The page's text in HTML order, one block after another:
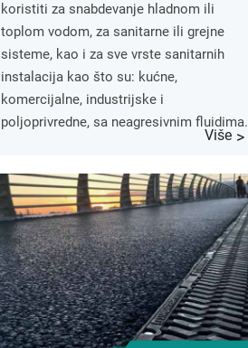
koristiti za snabdevanje hladnom ili
toplom vodom, za sanitarne ili grejne
sisteme, kao i za sve vrste sanitarnih
instalacija kao što su: kućne,
komercijalne, industrijske i
poljoprivredne, sa neagresivnim fluidima.
Više